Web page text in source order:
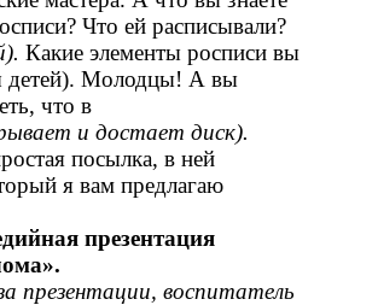
Что ей расписывали?
Какие элементы росписи вы
детей). Молодцы! А вы
что в
и достает диск).
посылка, в ней
я вам предлагаю
презентация
презентации, воспитатель